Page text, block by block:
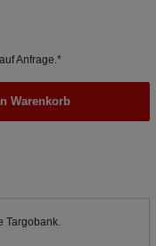
Anfrage.*
Warenkorb
Targobank.